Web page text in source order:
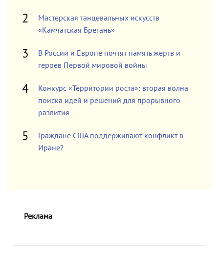
Мастерская танцевальных искусств
«Камчатская Бретань»
В России и Европе почтят память жертв и
героев Первой мировой войны
Конкурс «Территории роста»: вторая волна
поиска идей и решений для прорывного
развития
Граждане США поддерживают конфликт в
Иране?
Реклама